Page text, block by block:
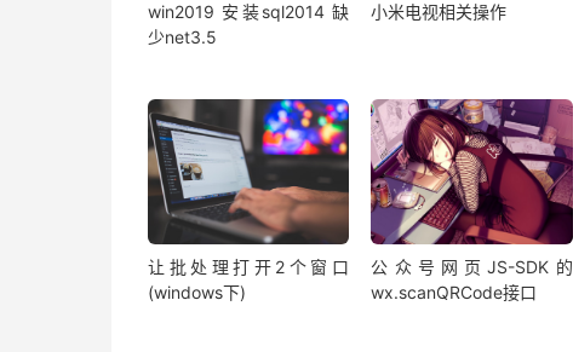
win2019 安装sql2014 缺
少net3.5
小米电视相关操作
让批处理打开2个窗口
(windows下)
公众号网页JS-SDK的
wx.scanQRCode接口